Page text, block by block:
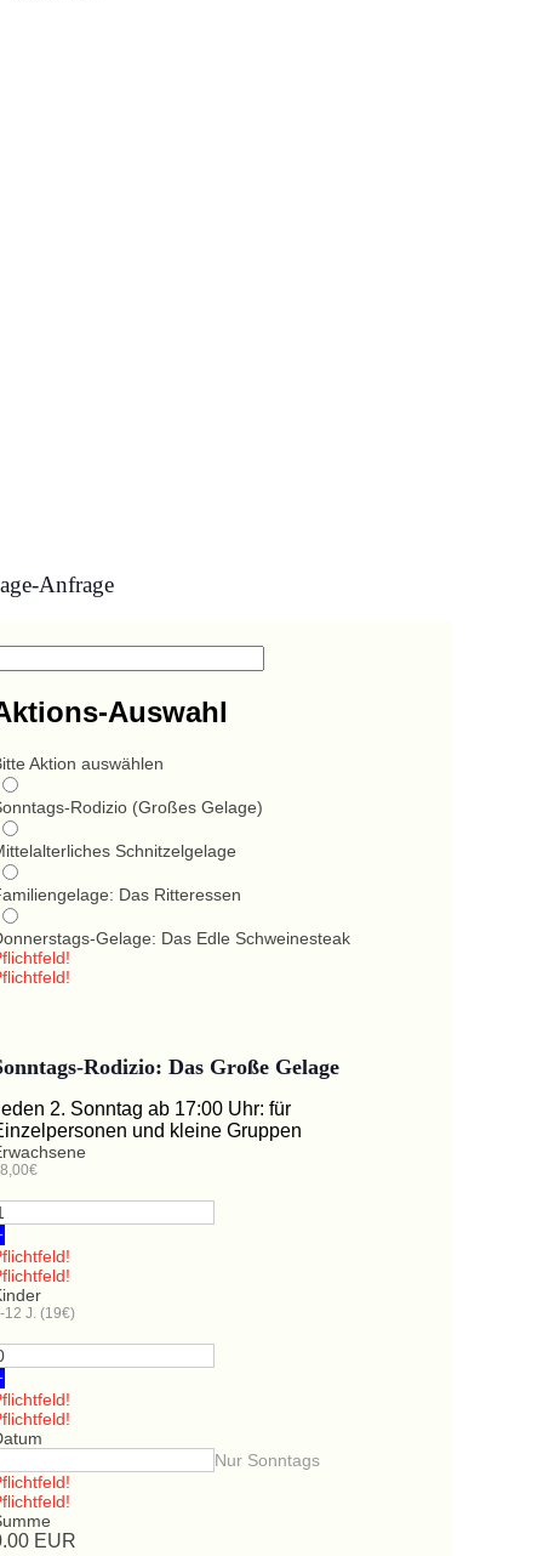
Anfrage
Auswahl
Aktion auswählen
Rodizio (Großes Gelage)
Schnitzelgelage
Das Ritteressen
Gelage: Das Edle Schweinesteak
Rodizio: Das Große Gelage
2. Sonntag ab 17:00 Uhr: für
und kleine Gruppen
12 J. (19€)
Nur Sonntags
EUR